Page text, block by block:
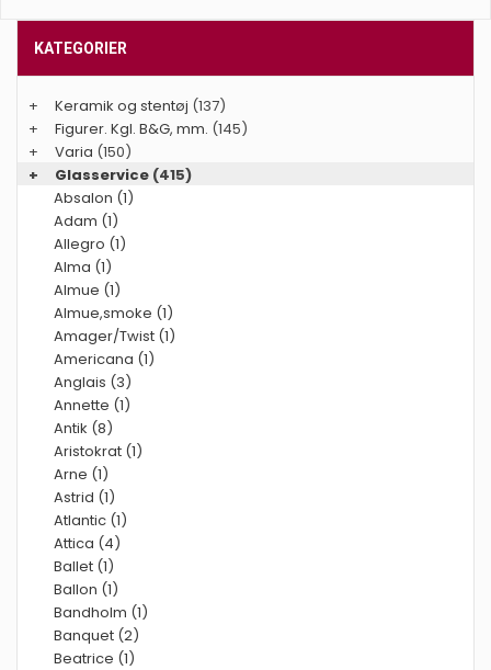
KATEGORIER
+ Keramik og stentøj (137)
+
Figurer. Kgl. B&G, mm. (145)
+
Varia (150)
+
Glasservice (415)
Absalon (1)
Adam (1)
Allegro (1)
Alma (1)
Almue (1)
Almue,smoke (1)
Amager/Twist (1)
Americana (1)
Anglais (3)
Annette (1)
Antik (8)
Aristokrat (1)
Arne (1)
Astrid (1)
Atlantic (1)
Attica (4)
Ballet (1)
Ballon (1)
Bandholm (1)
Banquet (2)
Beatrice (1)